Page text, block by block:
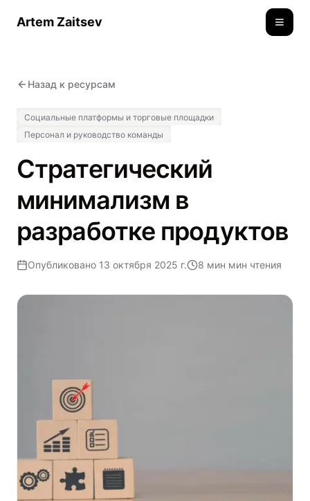
Artem Zaitsev
Назад к ресурсам
Социальные платформы и торговые площадки
Персонал и руководство команды
Стратегический
минимализм в
разработке продуктов
Опубликовано 13 октября 2025 г. 8 мин мин чтения